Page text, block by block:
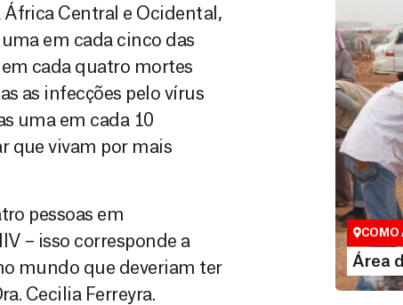
Central e Ocidental,
em cada cinco das
cada quatro mortes
as infecções pelo vírus
uma em cada 10
que vivam por mais
pessoas em
– isso corresponde a
mundo que deveriam ter
Cecilia Ferreyra.
Área
Espaço
COMO
Área